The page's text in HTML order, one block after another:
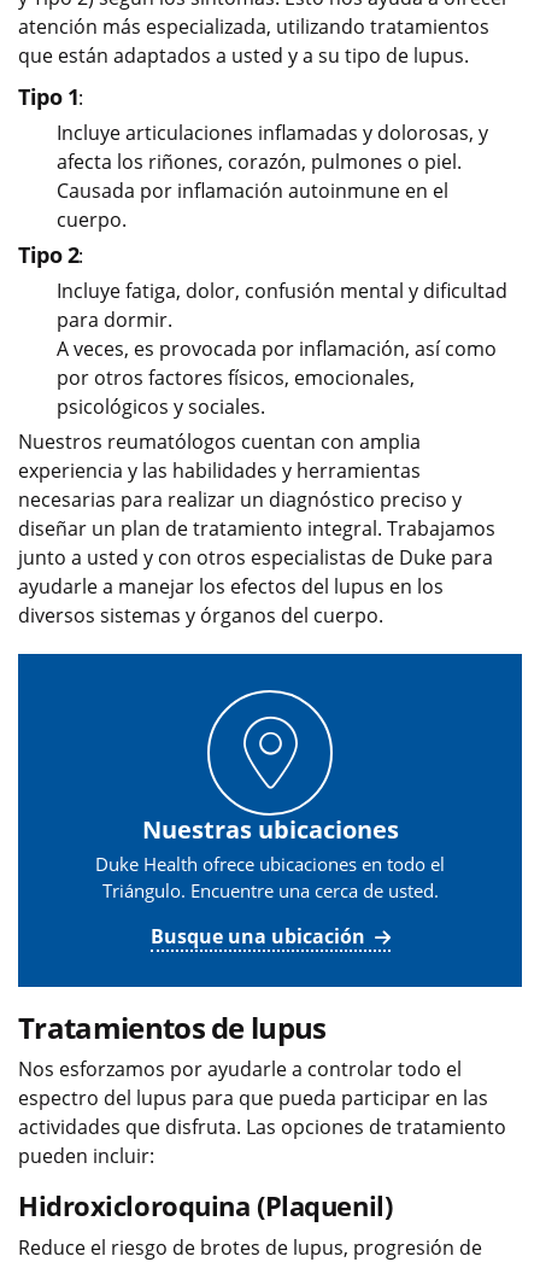
atención más especializada, utilizando tratamientos
que están adaptados a usted y a su tipo de lupus.
Tipo 1:
Incluye articulaciones inflamadas y dolorosas, y
afecta los riñones, corazón, pulmones o piel.
Causada por inflamación autoinmune en el
cuerpo.
Tipo 2:
Incluye fatiga, dolor, confusión mental y dificultad
para dormir.
A veces, es provocada por inflamación, así como
por otros factores físicos, emocionales,
psicológicos y sociales.
Nuestros reumatólogos cuentan con amplia
experiencia y las habilidades y herramientas
necesarias para realizar un diagnóstico preciso y
diseñar un plan de tratamiento integral. Trabajamos
junto a usted y con otros especialistas de Duke para
ayudarle a manejar los efectos del lupus en los
diversos sistemas y órganos del cuerpo.
Nuestras ubicaciones
Duke Health ofrece ubicaciones en todo el
Triángulo. Encuentre una cerca de usted.
Busque una ubicación
Tratamientos de lupus
Nos esforzamos por ayudarle a controlar todo el
espectro del lupus para que pueda participar en las
actividades que disfruta. Las opciones de tratamiento
pueden incluir:
Hidroxicloroquina (Plaquenil)
Reduce el riesgo de brotes de lupus, progresión de